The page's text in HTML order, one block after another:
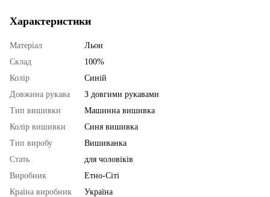
Характеристики
Матеріал
Льон
Склад
100%
Колір
Синій
Довжина рукава
З довгими рукавами
Тип вишивки
Машинна вишивка
Колір вишивки
Синя вишивка
Тип виробу
Вишиванка
Стать
для чоловіків
Виробник
Етно-Сіті
Країна виробник
Україна